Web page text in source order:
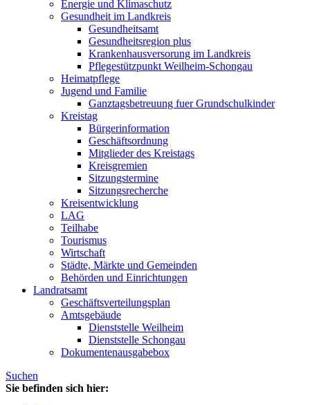
Energie und Klimaschutz
Gesundheit im Landkreis
Gesundheitsamt
Gesundheitsregion plus
Krankenhausversorung im Landkreis
Pflegestützpunkt Weilheim-Schongau
Heimatpflege
Jugend und Familie
Ganztagsbetreuung fuer Grundschulkinder
Kreistag
Bürgerinformation
Geschäftsordnung
Mitglieder des Kreistags
Kreisgremien
Sitzungstermine
Sitzungsrecherche
Kreisentwicklung
LAG
Teilhabe
Tourismus
Wirtschaft
Städte, Märkte und Gemeinden
Behörden und Einrichtungen
Landratsamt
Geschäftsverteilungsplan
Amtsgebäude
Dienststelle Weilheim
Dienststelle Schongau
Dokumentenausgabebox
Suchen
Sie befinden sich hier: